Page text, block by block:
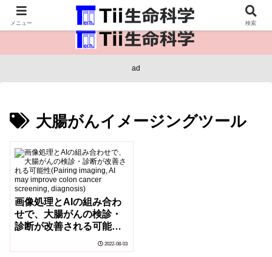
医療保健・生命・生物の情報インフラ。
ad
大腸がんイメージングツール
画像処理とAIの組み合わ
せで、大腸がんの検診・
診断が改善される可能性
(Pairing imaging, AI may
improve colon cancer
2022-08-03
メニュー 検索